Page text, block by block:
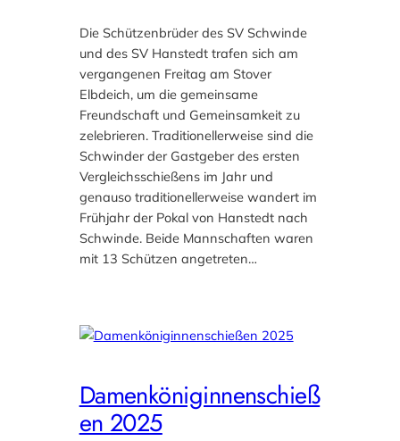
Die Schützenbrüder des SV Schwinde
und des SV Hanstedt trafen sich am
vergangenen Freitag am Stover
Elbdeich, um die gemeinsame
Freundschaft und Gemeinsamkeit zu
zelebrieren. Traditionellerweise sind die
Schwinder der Gastgeber des ersten
Vergleichsschießens im Jahr und
genauso traditionellerweise wandert im
Frühjahr der Pokal von Hanstedt nach
Schwinde. Beide Mannschaften waren
mit 13 Schützen angetreten…
Damenköniginnenschieß
en 2025